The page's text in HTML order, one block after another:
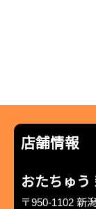
店舗情報
おたちゅう
〒950-1102 新